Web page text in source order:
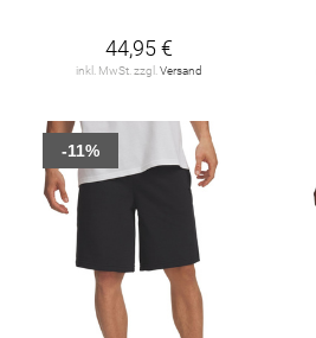
44,95 €
inkl. MwSt. zzgl. Versand
-11%